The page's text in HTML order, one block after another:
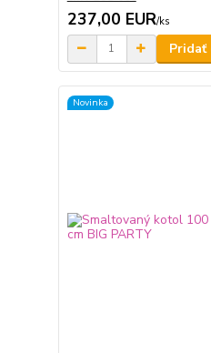
237,00 EUR/ks
Pridať
Novinka